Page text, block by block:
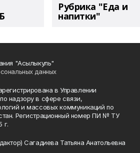
Рубрика "Еда и
напитки"
"Асылыкуль"
данных
в Управлении
надзору в сфере связи,
и массовых коммуникаций по
Регистрационный номер ПИ № ТУ
г.
Сагадиева Татьяна Анатольевна